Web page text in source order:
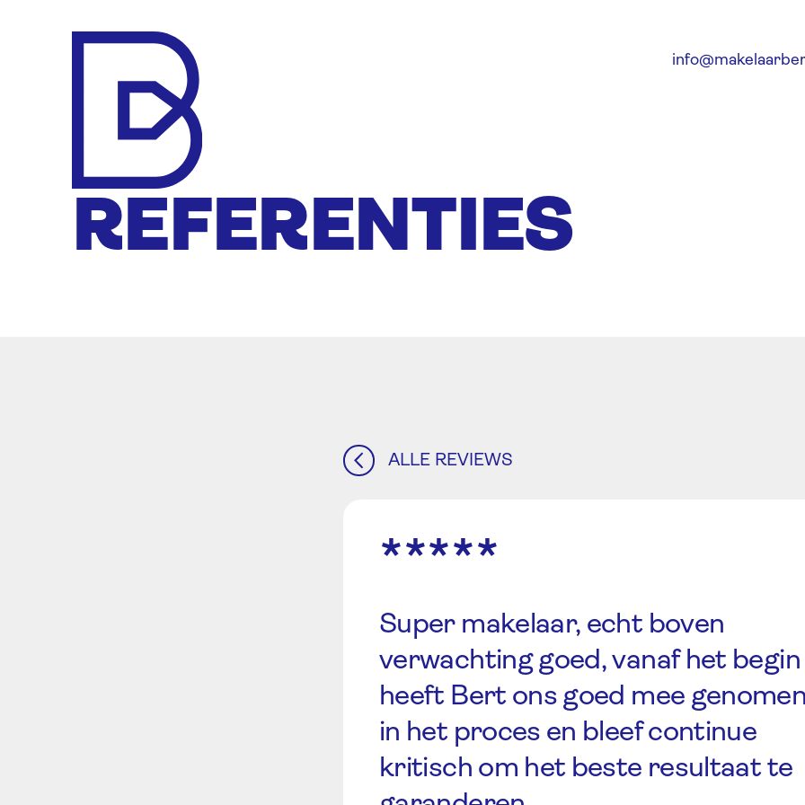
Makelaar
Bert
REFERENTIES
ALLE REVIEWS
*****
Super makelaar, echt boven
verwachting goed, vanaf het begin
heeft Bert ons goed mee
in het proces en bleef continue
kritisch om het beste resultaat te